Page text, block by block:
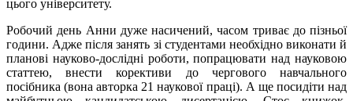
цього університету.
Робочий день Анни дуже насичений, часом триває до пізньої
години. Адже після занять зі студентами необхідно виконати й
планові науково-дослідні роботи, попрацювати над науковою
статтею, внести корективи до чергового навчального
посібника (вона авторка 21 наукової праці). А ще посидіти над